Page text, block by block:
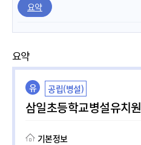
요약
요약
유 공립(병설)
삼일초등학교병설유치원
기본정보